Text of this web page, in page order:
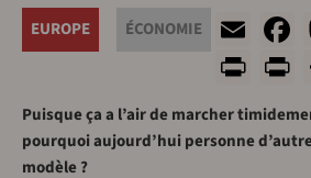
EUROPE
ÉCONOMIE
Puisque ça a l’air de marcher
pourquoi aujourd’hui personne
modèle ?